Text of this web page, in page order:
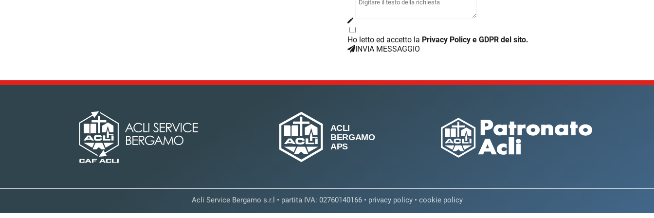
Ho letto ed accetto la Privacy Policy e GDPR del sito.
INVIA MESSAGGIO
Acli Service Bergamo s.r.l • partita IVA: 02760140166 • privacy policy• cookie policy